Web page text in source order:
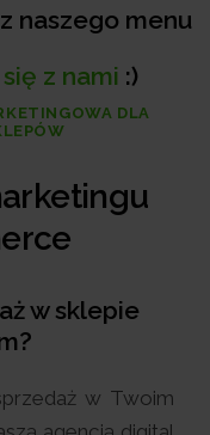
naszego menu
z nami :)
DLA
w sklepie
w Twoim